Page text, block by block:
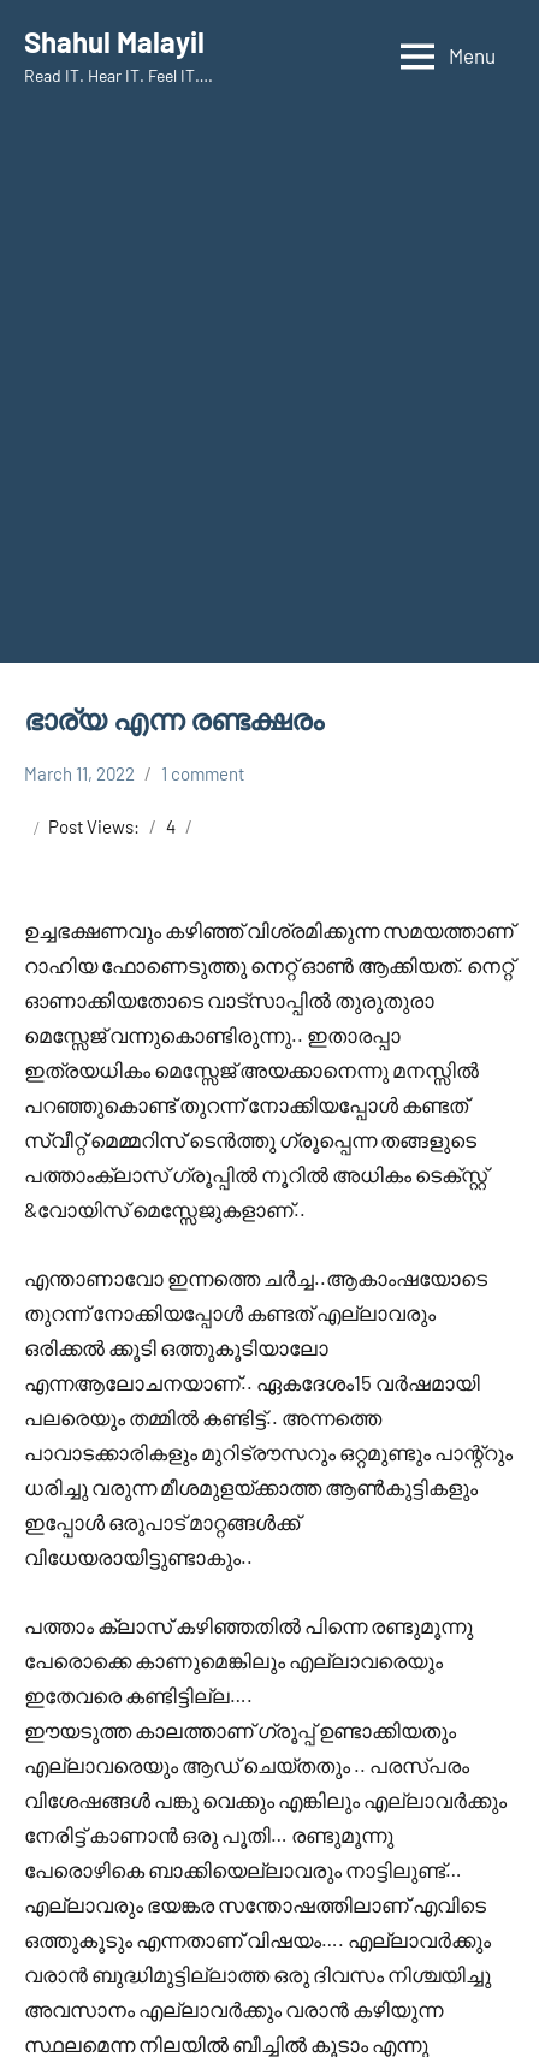
content
Shahul Malayil
Read IT. Hear IT. Feel IT….
Menu
ഭാര്യ എന്ന രണ്ടക്ഷരം
March 11, 2022
Cm
1 comment
Post Views: 4
ഉച്ചഭക്ഷണവും കഴിഞ്ഞ് വിശ്രമിക്കുന്ന സമയത്താണ്
റാഹിയ ഫോണെടുത്തു നെറ്റ് ഓൺ ആക്കിയത്. നെറ്റ്
ഓണാക്കിയതോടെ വാട്സാപ്പിൽ തുരുതുരാ
മെസ്സേജ് വന്നുകൊണ്ടിരുന്നു.. ഇതാരപ്പാ
ഇത്രയധികം മെസ്സേജ് അയക്കാനെന്നു മനസ്സിൽ
പറഞ്ഞുകൊണ്ട് തുറന്ന് നോക്കിയപ്പോൾ കണ്ടത്
സ്വീറ്റ് മെമ്മറിസ് ടെൻത്തു ഗ്രൂപ്പെന്ന തങ്ങളുടെ
പത്താംക്ലാസ് ഗ്രൂപ്പിൽ നൂറിൽ അധികം ടെക്സ്റ്റ്‌
&വോയിസ്‌ മെസ്സേജുകളാണ്..
എന്താണാവോ ഇന്നത്തെ ചർച്ച..ആകാംഷയോടെ
തുറന്ന് നോക്കിയപ്പോൾ കണ്ടത് എല്ലാവരും
ഒരിക്കൽ ക്കൂടി ഒത്തുകൂടിയാലോ
എന്നആലോചനയാണ്.. ഏകദേശം15 വർഷമായി
പലരെയും തമ്മിൽ കണ്ടിട്ട്.. അന്നത്തെ
പാവാടക്കാരികളും മുറിട്രൗസറും ഒറ്റമുണ്ടും പാന്റ്റും
ധരിച്ചു വരുന്ന മീശമുളയ്ക്കാത്ത ആൺകുട്ടികളും
ഇപ്പോൾ ഒരുപാട് മാറ്റങ്ങൾക്ക്
വിധേയരായിട്ടുണ്ടാകും..
പത്താം ക്ലാസ് കഴിഞ്ഞതിൽ പിന്നെ രണ്ടുമൂന്നു
പേരൊക്കെ കാണുമെങ്കിലും എല്ലാവരെയും
ഇതേവരെ കണ്ടിട്ടില്ല….
ഈയടുത്ത കാലത്താണ് ഗ്രൂപ്പ് ഉണ്ടാക്കിയതും
എല്ലാവരെയും ആഡ് ചെയ്തതും .. പരസ്പരം
വിശേഷങ്ങൾ പങ്കു വെക്കും എങ്കിലും എല്ലാവർക്കും
നേരിട്ട് കാണാൻ ഒരു പൂതി… രണ്ടുമൂന്നു
പേരൊഴികെ ബാക്കിയെല്ലാവരും നാട്ടിലുണ്ട്…
എല്ലാവരും ഭയങ്കര സന്തോഷത്തിലാണ് എവിടെ
ഒത്തുകൂടും എന്നതാണ് വിഷയം…. എല്ലാവർക്കും
വരാൻ ബുദ്ധിമുട്ടില്ലാത്ത ഒരു ദിവസം നിശ്ചയിച്ചു
അവസാനം എല്ലാവർക്കും വരാൻ കഴിയുന്ന
സ്ഥലമെന്ന നിലയിൽ ബീച്ചിൽ കൂടാം എന്നു